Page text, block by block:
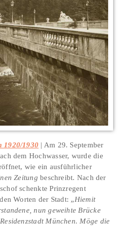
1920/1930
Am 29. September
dem Hochwasser, wurde die
wie ein ausführlicher
Zeitung beschreibt. Nach der
schenkte Prinzregent
Worten der Stadt: „Hiemit
nun geweihte Brücke
München. Möge die